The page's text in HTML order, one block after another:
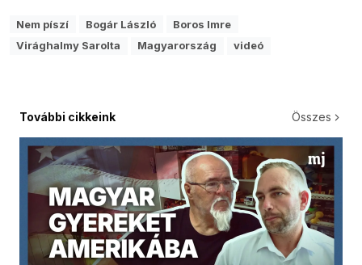
Nem píszí Bogár László
Boros Imre
Virághalmy Sarolta
Magyarország videó
További cikkeink Összes